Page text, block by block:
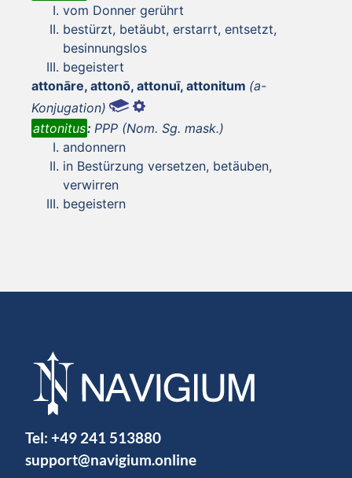
vom Donner gerührt
bestürzt, betäubt, erstarrt, entsetzt,
besinnungslos
begeistert
attonāre, attonō, attonuī, attonitum (a-
Konjugation)
attonitus: PPP (Nom. Sg. mask.)
andonnern
in Bestürzung versetzen, betäuben,
verwirren
begeistern
Tel: +49 241 513880
support@navigium.online